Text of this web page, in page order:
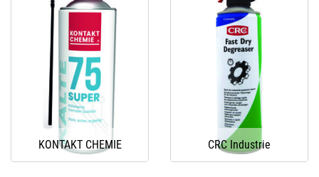
KONTAKT CHEMIE CRC Industrie